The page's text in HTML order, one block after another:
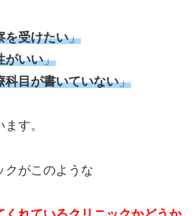
を受けたい」
がいい」
科目が書いていない」
す。
クがこのような